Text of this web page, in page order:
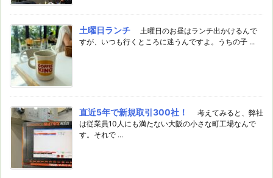
土曜日ランチ
土曜日のお昼はランチ出かけるんで
すが、いつも行くところに迷うんですよ。うちの子 ...
直近5年で新規取引300社！
考えてみると、弊社
は従業員10人にも満たない大阪の小さな町工場なんで
す。それで ...